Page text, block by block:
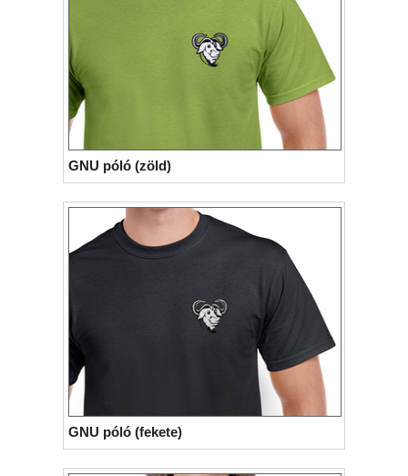
GNU póló (zöld)
GNU póló (fekete)